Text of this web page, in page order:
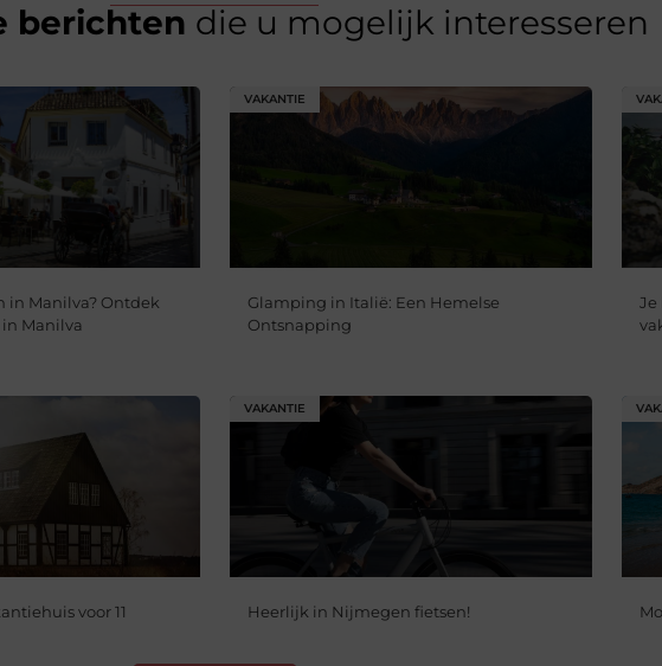
berichten die u mogelijk interesseren
in Manilva? Ontdek
Manilva
VAKANTIE
Glamping in Italië: Een Hemelse
Ontsnapping
Je
voor 11
VAKANTIE
Heerlijk in Nijmegen fietsen!